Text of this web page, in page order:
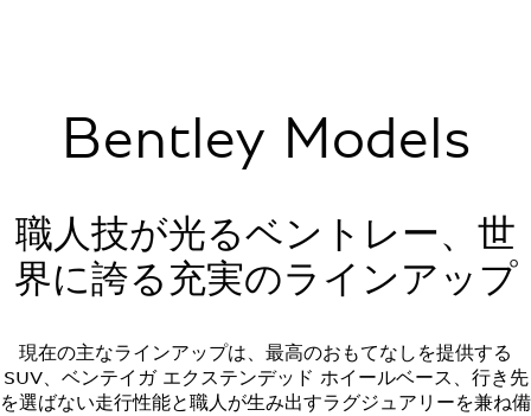
Bentley Models
職人技が光るベントレー、世
界に誇る充実のラインアップ
現在の主なラインアップは、最高のおもてなしを提供する
SUV、ベンテイガ エクステンデッド ホイールベース、行き先
を選ばない走行性能と職人が生み出すラグジュアリーを兼ね備